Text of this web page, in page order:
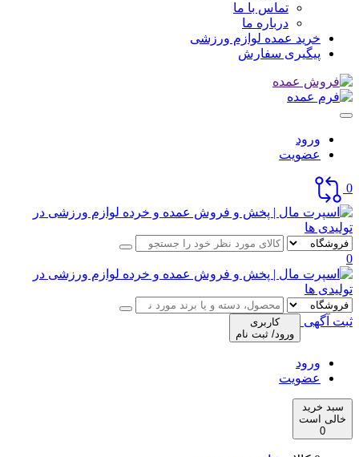
تماس با ما
درباره ما
خرید عمده لوازم ورزشی
پیگیری سفارش
ورود
عضویت
0
0
ثبت آگهی
کاربری
ورود/ ثبت نام
ورود
عضویت
سبد خرید
خالی است
0